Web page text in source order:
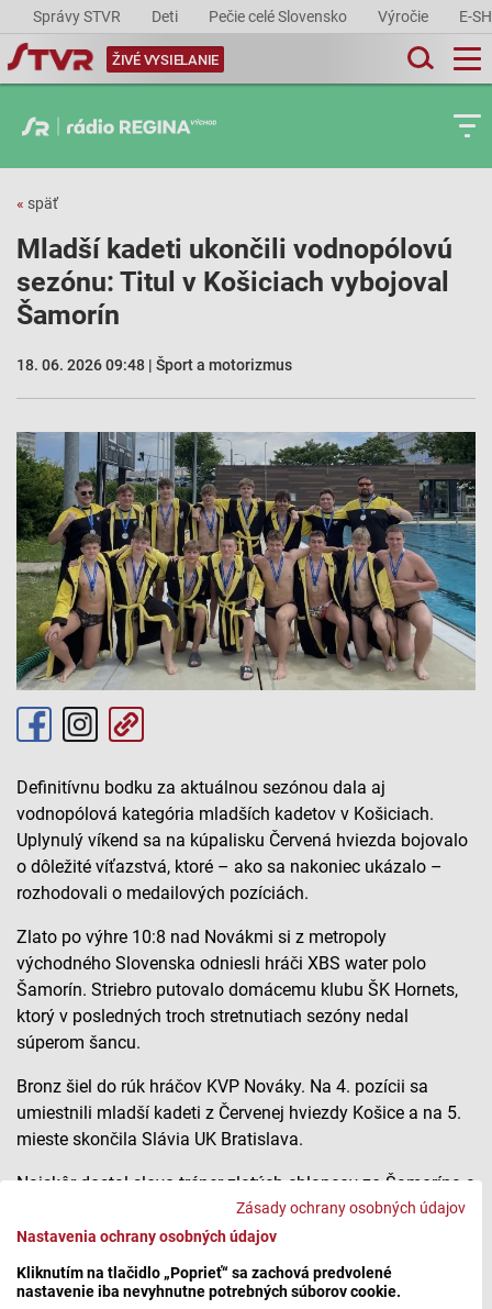
Zásady ochrany osobných údajov
Nastavenia ochrany osobných údajov
Kliknutím na tlačidlo „Poprieť“ sa zachová predvolené
nastavenie iba nevyhnutne potrebných súborov cookie.
Správy STVR Deti Pečie celé Slovensko Výročie E-
ŽIVÉ VYSIELANIE
« späť
Mladší kadeti ukončili vodnopólovú
sezónu: Titul v Košiciach vybojoval
Šamorín
18. 06. 2026 09:48 | Šport a motorizmus
Definitívnu bodku za aktuálnou sezónou dala aj
vodnopólová kategória mladších kadetov v Košiciach.
Uplynulý víkend sa na kúpalisku Červená hviezda bojovalo
o dôležité víťazstvá, ktoré – ako sa nakoniec ukázalo –
rozhodovali o medailových pozíciách.
Zlato po výhre 10:8 nad Novákmi si z metropoly
východného Slovenska odniesli hráči XBS water polo
Šamorín. Striebro putovalo domácemu klubu ŠK Hornets,
ktorý v posledných troch stretnutiach sezóny nedal
súperom šancu.
Bronz šiel do rúk hráčov KVP Nováky. Na 4. pozícii sa
umiestnili mladší kadeti z Červenej hviezdy Košice a na 5.
mieste skončila Slávia UK Bratislava.
Najskôr dostal slovo tréner zlatých chlapcov zo Šamorína a
bývalý slovenský reprezentant Michal Kratochvíl.
Vodné pólo – mladší kadeti